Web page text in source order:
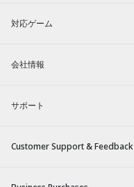
対応ゲーム
会社情報
サポート
Customer Support & Feedback